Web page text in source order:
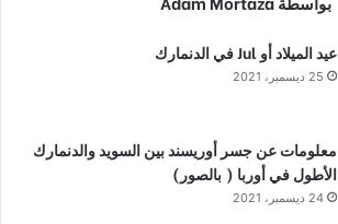
عيد الميلاد أو Jul في الدنمارك
25 ديسمبر، 2021
معلومات عن جسر أوريسند بين السويد والدنمارك
الأطول في أوربا ( بالصور)
24 ديسمبر، 2021